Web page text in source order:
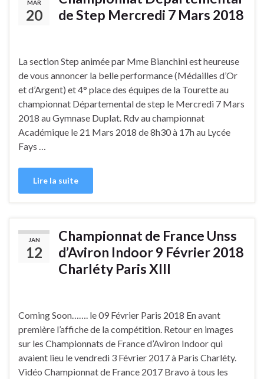
MAR
20
de Step Mercredi 7 Mars 2018
La section Step animée par Mme Bianchini est heureuse
de vous annoncer la belle performance (Médailles d’Or
et d’Argent) et 4° place des équipes de la Tourette au
championnat Départemental de step le Mercredi 7 Mars
2018 au Gymnase Duplat. Rdv au championnat
Académique le 21 Mars 2018 de 8h30 à 17h au Lycée
Fays …
Lire la suite
JAN
12
Championnat de France Unss
d’Aviron Indoor 9 Février 2018
Charléty Paris XIII
Coming Soon……. le 09 Février Paris 2018 En avant
première l’affiche de la compétition. Retour en images
sur les Championnats de France d’Aviron Indoor qui
avaient lieu le vendredi 3 Février 2017 à Paris Charléty.
Vidéo Championnat de France 2017 Bravo à tous les